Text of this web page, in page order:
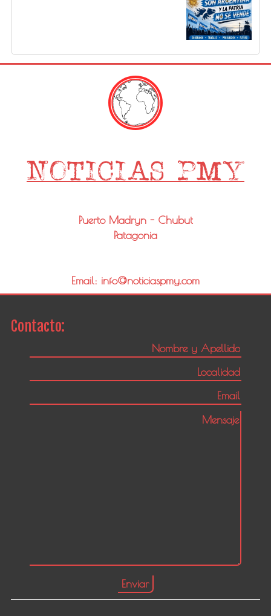
Puerto Madryn - Chubut
Patagonia
Email: info@noticiaspmy.com
Contacto: